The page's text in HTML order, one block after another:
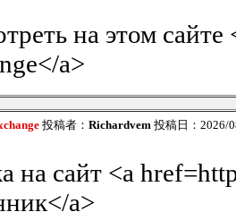
на этом
a>
投稿者： Richardvem 投稿日：2026/
на сайт <a
a>